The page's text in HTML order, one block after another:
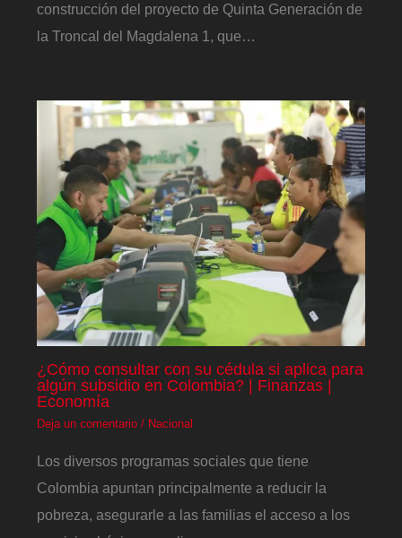
construcción del proyecto de Quinta Generación de
la Troncal del Magdalena 1, que…
¿Cómo consultar con su cédula si aplica para
algún subsidio en Colombia? | Finanzas |
Economía
Deja un comentario / Nacional
Los diversos programas sociales que tiene
Colombia apuntan principalmente a reducir la
pobreza, asegurarle a las familias el acceso a los